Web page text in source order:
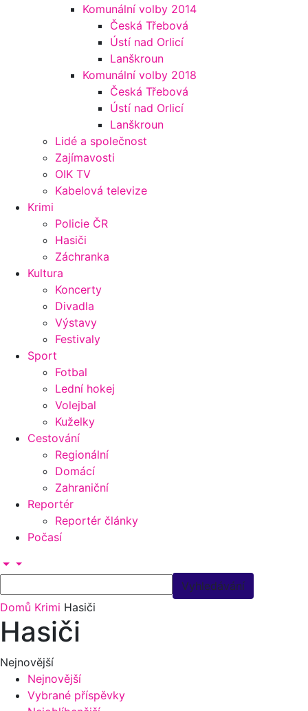
Komunální volby 2014
Česká Třebová
Ústí nad Orlicí
Lanškroun
Komunální volby 2018
Česká Třebová
Ústí nad Orlicí
Lanškroun
Lidé a společnost
Zajímavosti
OIK TV
Kabelová televize
Krimi
Policie ČR
Hasiči
Záchranka
Kultura
Koncerty
Divadla
Výstavy
Festivaly
Sport
Fotbal
Lední hokej
Volejbal
Kuželky
Cestování
Regionální
Domácí
Zahraniční
Reportér
Reportér články
Počasí
Domů Krimi Hasiči
Hasiči
Nejnovější
Nejnovější
Vybrané příspěvky